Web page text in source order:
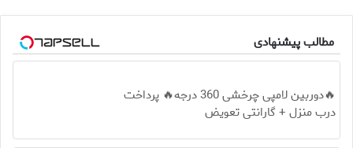
مطالب پیشنهادی
🔥دوربین لامپی چرخشی 360 درجه🔥 پرداخت
درب منزل + گارانتی تعویض